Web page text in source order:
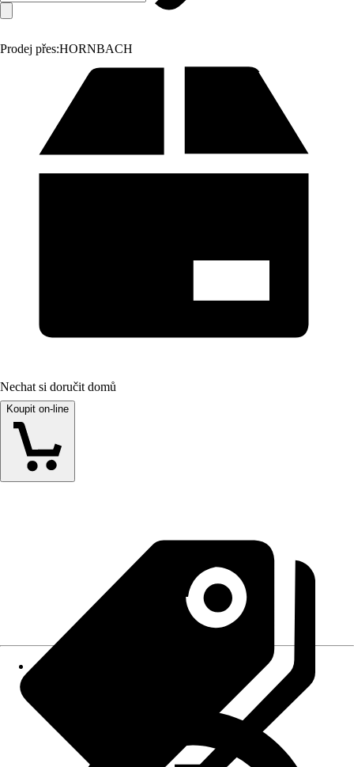
Prodej přes:HORNBACH
Nechat si doručit domů
Koupit on-line